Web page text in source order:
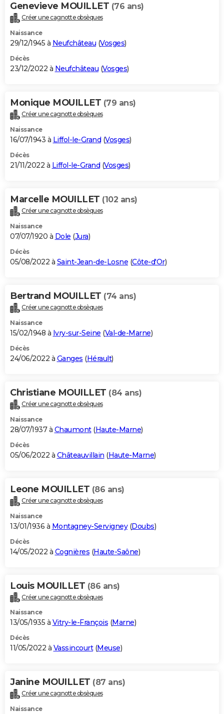
Genevieve MOUILLET (76 ans)
Créer une cagnotte obsèques
Naissance
29/12/1945 à Neufchâteau (Vosges)
Décès
23/12/2022 à Neufchâteau (Vosges)
Monique MOUILLET (79 ans)
Créer une cagnotte obsèques
Naissance
16/07/1943 à Liffol-le-Grand (Vosges)
Décès
21/11/2022 à Liffol-le-Grand (Vosges)
Marcelle MOUILLET (102 ans)
Créer une cagnotte obsèques
Naissance
07/07/1920 à Dole (Jura)
Décès
05/08/2022 à Saint-Jean-de-Losne (Côte-d'Or)
Bertrand MOUILLET (74 ans)
Créer une cagnotte obsèques
Naissance
15/02/1948 à Ivry-sur-Seine (Val-de-Marne)
Décès
24/06/2022 à Ganges (Hérault)
Christiane MOUILLET (84 ans)
Créer une cagnotte obsèques
Naissance
28/07/1937 à Chaumont(Haute-Marne)
Décès
05/06/2022 à Châteauvillain (Haute-Marne)
Leone MOUILLET (86 ans)
Créer une cagnotte obsèques
Naissance
13/01/1936 à Montagney-Servigney(Doubs)
Décès
14/05/2022 à Cognières (Haute-Saône)
Louis MOUILLET (86 ans)
Créer une cagnotte obsèques
Naissance
13/05/1935 à Vitry-le-François (Marne)
Décès
11/05/2022 à Vassincourt(Meuse)
Janine MOUILLET (87 ans)
Créer une cagnotte obsèques
Naissance